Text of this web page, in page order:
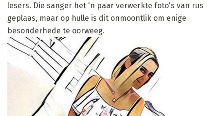
lesers. Die sanger het 'n paar verwerkte foto's van rus
geplaas, maar op hulle is dit onmoontlik om enige
besonderhede te oorweeg.